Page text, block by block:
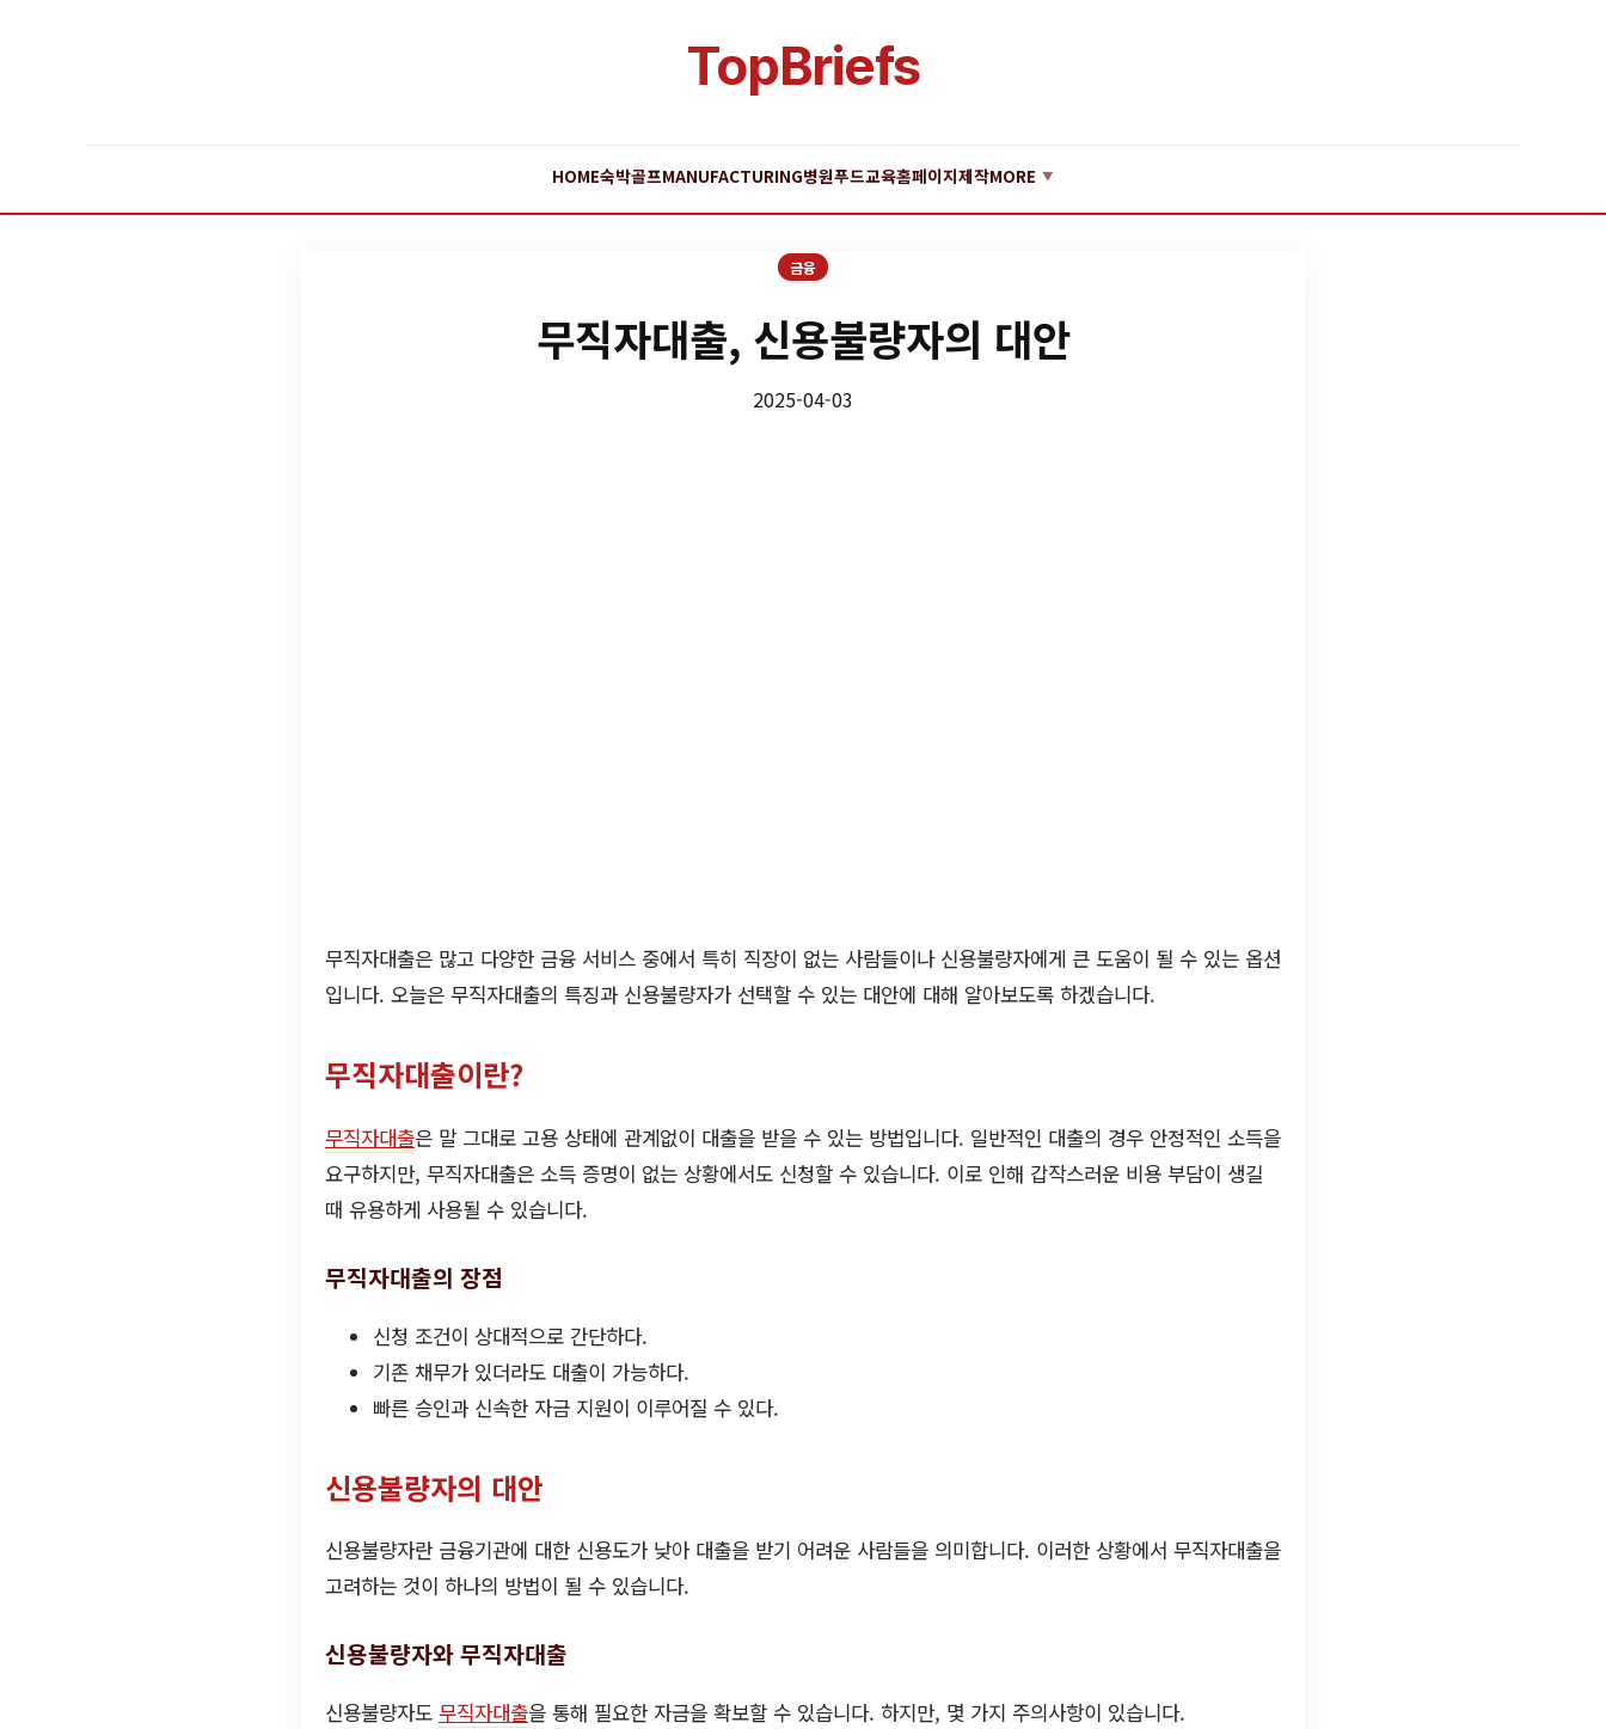
TopBriefs
HOME숙박골프MANUFACTURING병원푸드교육홈페이지제작MORE ▼
금융
무직자대출, 신용불량자의 대안
2025-04-03
무직자대출은 많고 다양한 금융 서비스 중에서 특히 직장이 없는 사람들이나 신용불량자에게 큰 도움이 될 수 있는 옵션
입니다. 오늘은 무직자대출의 특징과 신용불량자가 선택할 수 있는 대안에 대해 알아보도록 하겠습니다.
무직자대출이란?
무직자대출은 말 그대로 고용 상태에 관계없이 대출을 받을 수 있는 방법입니다. 일반적인 대출의 경우 안정적인 소득을
요구하지만, 무직자대출은 소득 증명이 없는 상황에서도 신청할 수 있습니다. 이로 인해 갑작스러운 비용 부담이 생길
때 유용하게 사용될 수 있습니다.
무직자대출의 장점
신청 조건이 상대적으로 간단하다.
기존 채무가 있더라도 대출이 가능하다.
빠른 승인과 신속한 자금 지원이 이루어질 수 있다.
신용불량자의 대안
신용불량자란 금융기관에 대한 신용도가 낮아 대출을 받기 어려운 사람들을 의미합니다. 이러한 상황에서 무직자대출을
고려하는 것이 하나의 방법이 될 수 있습니다.
신용불량자와 무직자대출
신용불량자도 무직자대출을 통해 필요한 자금을 확보할 수 있습니다. 하지만, 몇 가지 주의사항이 있습니다.